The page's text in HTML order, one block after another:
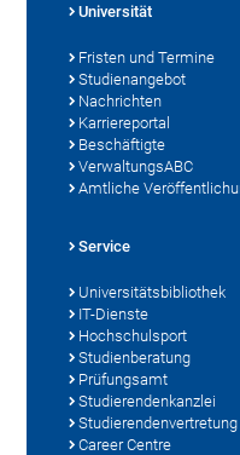
Universität
Fristen und Termine
Studienangebot
Nachrichten
Karriereportal
Beschäftigte
VerwaltungsABC
Amtliche
Service
Universitätsbibliothek
IT-Dienste
Hochschulsport
Studienberatung
Prüfungsamt
Studierendenkanzlei
Studierendenvertretung
Career Centre